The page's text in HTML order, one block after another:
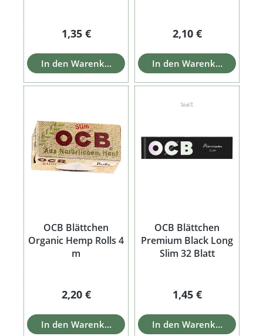
Regulärer Preis:
1,35 €
In den Warenkorb
Regulärer Preis:
2,10 €
In den Warenkorb
OCB Blättchen
Organic Hemp Rolls 4
m
Regulärer Preis:
2,20 €
In den Warenkorb
OCB Blättchen
Premium Black Long
Slim 32 Blatt
Regulärer Preis:
1,45 €
In den Warenkorb